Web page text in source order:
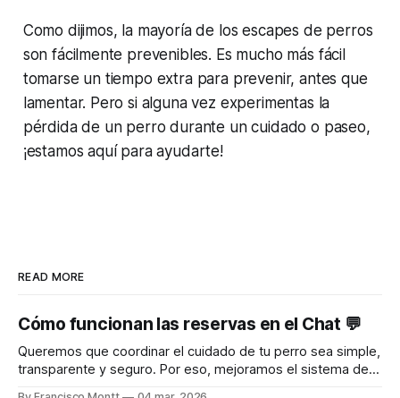
Como dijimos, la mayoría de los escapes de perros
son fácilmente prevenibles. Es mucho más fácil
tomarse un tiempo extra para prevenir, antes que
lamentar. Pero si alguna vez experimentas la
pérdida de un perro durante un cuidado o paseo,
¡estamos aquí para ayudarte!
READ MORE
Cómo funcionan las reservas en el Chat 💬
Queremos que coordinar el cuidado de tu perro sea simple,
transparente y seguro. Por eso, mejoramos el sistema de